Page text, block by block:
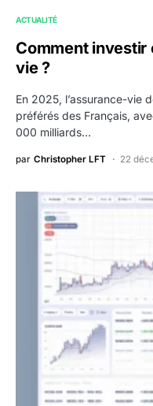
ACTUALITÉ
Comment investir
vie ?
En 2025, l’assurance-vie
préférés des Français,
000 milliards…
par Christopher LFT 22